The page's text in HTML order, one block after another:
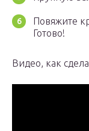
Повяжите
Готово!
Видео, как